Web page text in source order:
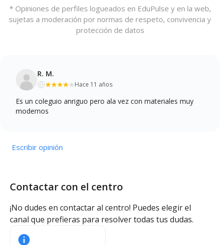
* Opiniones de perfiles logueados en EduPulse y en la web,
sujetas a moderación por normas de respeto, convivencia y
protección de datos
R. M.
Hace 11 años
Es un coleguio anriguo pero ala vez con materiales muy
modernos
Escribir opinión
Contactar con el centro
¡No dudes en contactar al centro! Puedes elegir el
canal que prefieras para resolver todas tus dudas.